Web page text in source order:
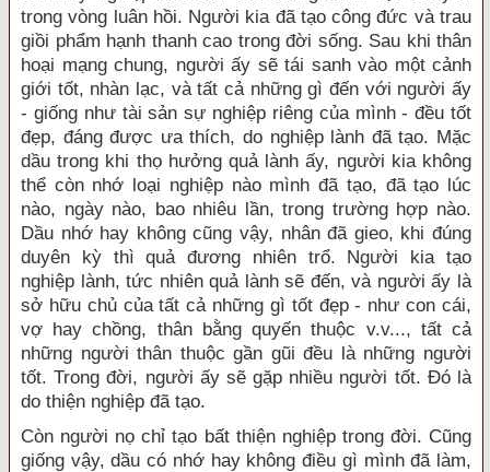
trong vòng luân hồi. Người kia đã tạo công đức và trau
giồi phẩm hạnh thanh cao trong đời sống. Sau khi thân
hoại mạng chung, người ấy sẽ tái sanh vào một cảnh
giới tốt, nhàn lạc, và tất cả những gì đến với người ấy
- giống như tài sản sự nghiệp riêng của mình - đều tốt
đẹp, đáng được ưa thích, do nghiệp lành đã tạo. Mặc
dầu trong khi thọ hưởng quả lành ấy, người kia không
thể còn nhớ loại nghiệp nào mình đã tạo, đã tạo lúc
nào, ngày nào, bao nhiêu lần, trong trường hợp nào.
Dầu nhớ hay không cũng vậy, nhân đã gieo, khi đúng
duyên kỳ thì quả đương nhiên trổ. Người kia tạo
nghiệp lành, tức nhiên quả lành sẽ đến, và người ấy là
sở hữu chủ của tất cả những gì tốt đẹp - như con cái,
vợ hay chồng, thân bằng quyến thuộc v.v..., tất cả
những người thân thuộc gần gũi đều là những người
tốt. Trong đời, người ấy sẽ gặp nhiều người tốt. Ðó là
do thiện nghiệp đã tạo.
Còn người nọ chỉ tạo bất thiện nghiệp trong đời. Cũng
giống vậy, dầu có nhớ hay không điều gì mình đã làm,